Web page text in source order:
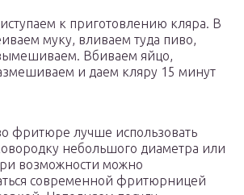
к приготовлению кляра. В
муку, вливаем туда пиво,
Вбиваем яйцо,
и даем кляру 15 минут
фритюре лучше использовать
небольшого диаметра или
возможности можно
современной фритюрницей